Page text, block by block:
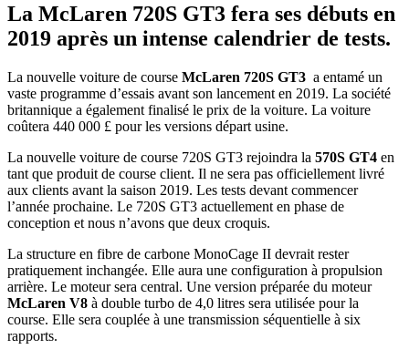
La McLaren 720S GT3 fera ses débuts en
2019 après un intense calendrier de tests.
La nouvelle voiture de course McLaren 720S GT3 a entamé un
vaste programme d’essais avant son lancement en 2019. La société
britannique a également finalisé le prix de la voiture. La voiture
coûtera 440 000 £ pour les versions départ usine.
La nouvelle voiture de course 720S GT3 rejoindra la 570S GT4 en
tant que produit de course client. Il ne sera pas officiellement livré
aux clients avant la saison 2019. Les tests devant commencer
l’année prochaine. Le 720S GT3 actuellement en phase de
conception et nous n’avons que deux croquis.
La structure en fibre de carbone MonoCage II devrait rester
pratiquement inchangée. Elle aura une configuration à propulsion
arrière. Le moteur sera central. Une version préparée du moteur
McLaren V8 à double turbo de 4,0 litres sera utilisée pour la
course. Elle sera couplée à une transmission séquentielle à six
rapports.